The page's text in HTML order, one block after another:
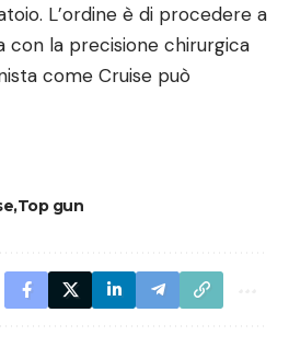
L’ordine è di procedere a
con la precisione chirurgica
come Cruise può
Top gun